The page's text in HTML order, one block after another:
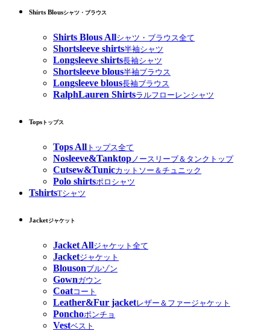
Shirts Blousシャツ・ブラウス
Shirts Blous Allシャツ・ブラウス全て
Shortsleeve shirts半袖シャツ
Longsleeve shirts長袖シャツ
Shortsleeve blous半袖ブラウス
Longsleeve blous長袖ブラウス
RalphLauren Shirtsラルフローレンシャツ
Tops トップス
Tops All トップス全て
Nosleeve&Tanktop ノースリーブ＆タンクトップ
Cutsew&Tunicカットソー＆チュニック
Polo shirtsポロシャツ
TshirtsTシャツ
Jacketジャケット
Jacket Allジャケット全て
Jacketジャケット
Blousonブルゾン
Gownガウン
Coatコート
Leather&Fur jacketレザー＆ファージャケット
Ponchoポンチョ
Vestベスト